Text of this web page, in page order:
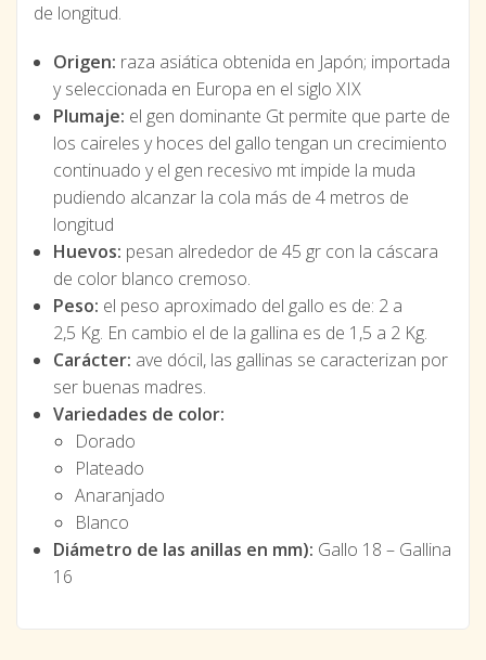
de longitud.
Origen: raza asiática obtenida en Japón; importada
y seleccionada en Europa en el siglo XIX
Plumaje: el gen dominante Gt permite que parte de
los caireles y hoces del gallo tengan un crecimiento
continuado y el gen recesivo mt impide la muda
pudiendo alcanzar la cola más de 4 metros de
longitud
Huevos: pesan alrededor de 45 gr con la cáscara
de color blanco cremoso.
Peso: el peso aproximado del gallo es de: 2 a
2,5 Kg. En cambio el de la gallina es de 1,5 a 2 Kg.
Carácter: ave dócil, las gallinas se caracterizan por
ser buenas madres.
Variedades de color:
Dorado
Plateado
Anaranjado
Blanco
Diámetro de las anillas en mm): Gallo 18 – Gallina
16